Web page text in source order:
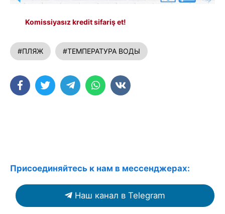
Komissiyasız kredit sifariş et!
#ПЛЯЖ #ТЕМПЕРАТУРА ВОДЫ
Присоединяйтесь к нам в мессенджерах:
Наш канал в Telegram